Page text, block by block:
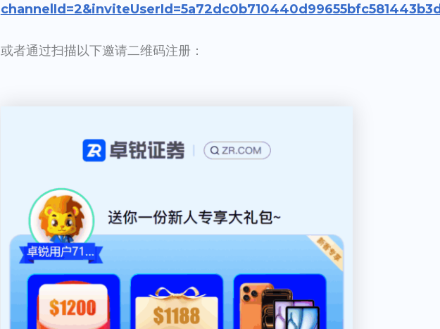
channelId=2&inviteUserId=5a72dc0b710440d99655bfc581443b3d
或者通过扫描以下邀请二维码注册：